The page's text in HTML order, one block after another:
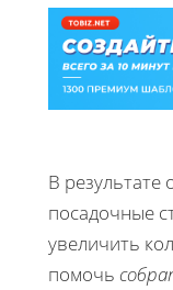
В
посадочные
увеличить
помочь